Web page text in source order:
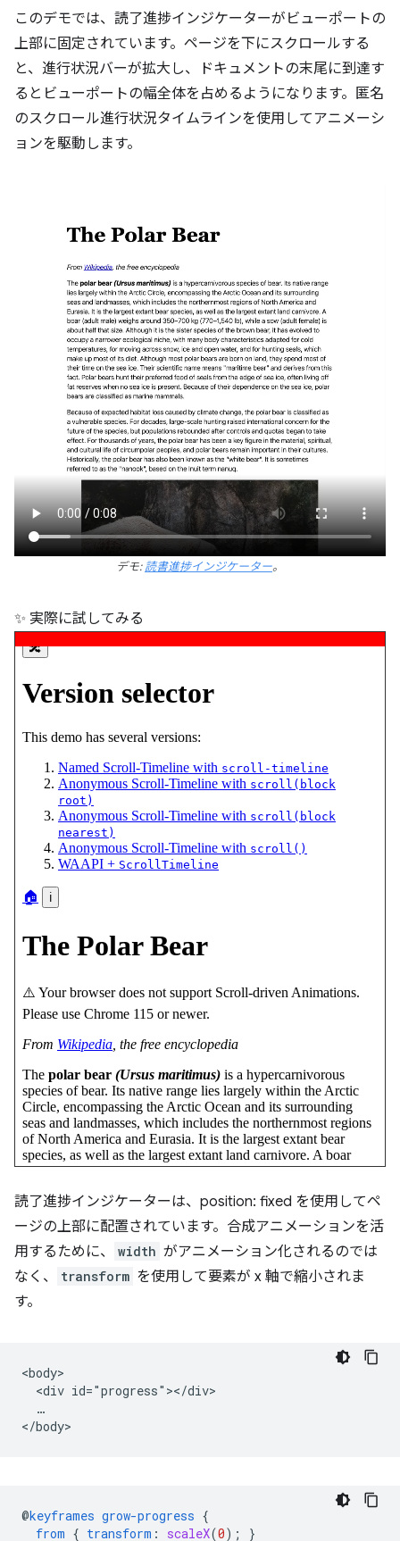
このデモでは、読了進捗インジケーターがビューポートの
上部に固定されています。ページを下にスクロールする
と、進行状況バーが拡大し、ドキュメントの末尾に到達す
るとビューポートの幅全体を占めるようになります。匿名
のスクロール進行状況タイムラインを使用してアニメーシ
ョンを駆動します。
デモ:読書進捗インジケーター。
✨ 実際に試してみる
読了進捗インジケーターは、position: fixed を使用してペ
ージの上部に配置されています。合成アニメーションを活
用するために、
width がアニメーション化されるのでは
なく、
transform を使用して要素が x 軸で縮小されま
す。
<body>
  <div id="progress"></div>
  …
@keyframes grow-progress {
from { transform : scaleX(0);
}